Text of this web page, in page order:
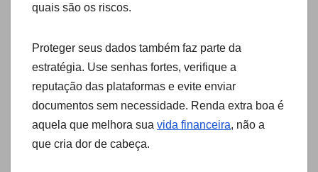
quais são os riscos.
Proteger seus dados também faz parte da
estratégia. Use senhas fortes, verifique a
reputação das plataformas e evite enviar
documentos sem necessidade. Renda extra boa é
aquela que melhora sua vida financeira, não a
que cria dor de cabeça.